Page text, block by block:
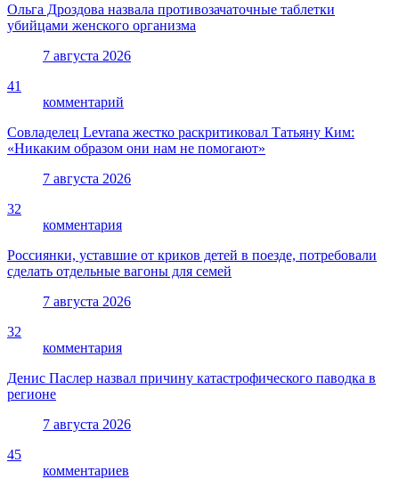
Ольга Дроздова назвала противозачаточные таблетки
убийцами женского организма
7 августа 2026
41
комментарий
Совладелец Levrana жестко раскритиковал Татьяну Ким:
«Никаким образом они нам не помогают»
7 августа 2026
32
комментария
Россиянки, уставшие от криков детей в поезде, потребовали
сделать отдельные вагоны для семей
7 августа 2026
32
комментария
Денис Паслер назвал причину катастрофического паводка в
регионе
7 августа 2026
45
комментариев